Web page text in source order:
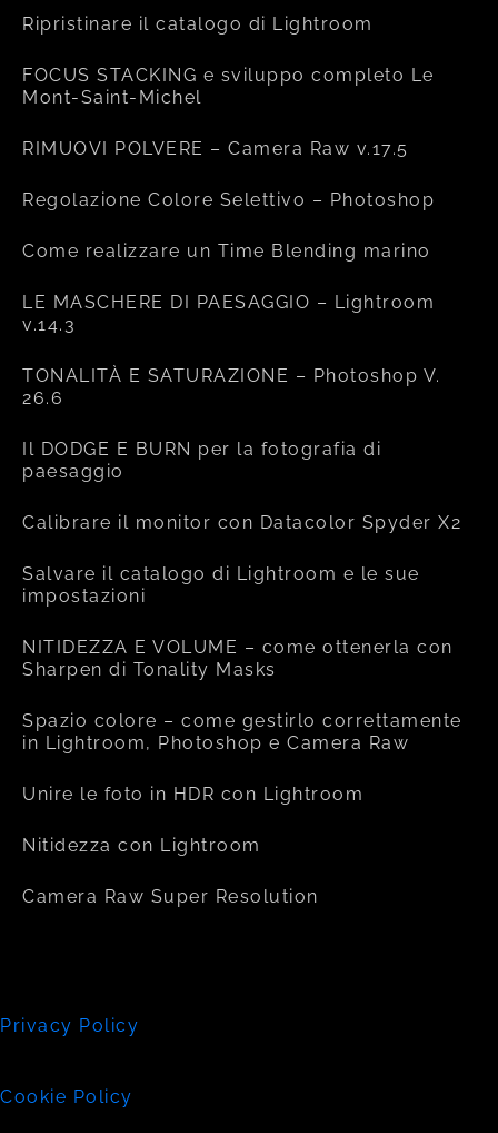
Ripristinare il catalogo di Lightroom
FOCUS STACKING e sviluppo completo Le
Mont-Saint-Michel
RIMUOVI POLVERE – Camera Raw v.17.5
Regolazione Colore Selettivo – Photoshop
Come realizzare un Time Blending marino
LE MASCHERE DI PAESAGGIO – Lightroom
v.14.3
TONALITÀ E SATURAZIONE – Photoshop V.
26.6
Il DODGE E BURN per la fotografia di
paesaggio
Calibrare il monitor con Datacolor Spyder X2
Salvare il catalogo di Lightroom e le sue
impostazioni
NITIDEZZA E VOLUME – come ottenerla con
Sharpen di Tonality Masks
Spazio colore – come gestirlo correttamente
in Lightroom, Photoshop e Camera Raw
Unire le foto in HDR con Lightroom
Nitidezza con Lightroom
Camera Raw Super Resolution
Privacy Policy
Cookie Policy